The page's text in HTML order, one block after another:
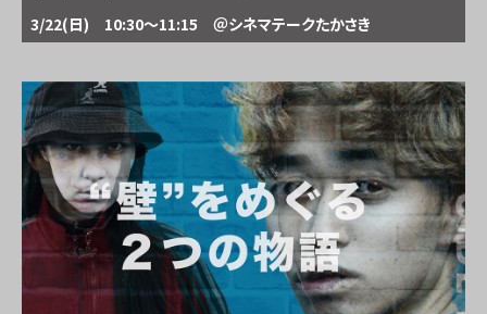
3/22(日) 10:30～11:15 ＠シネマテークたかさき